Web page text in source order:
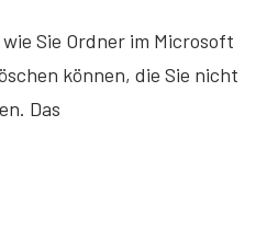
Sie Ordner im Microsoft
können, die Sie nicht
Das